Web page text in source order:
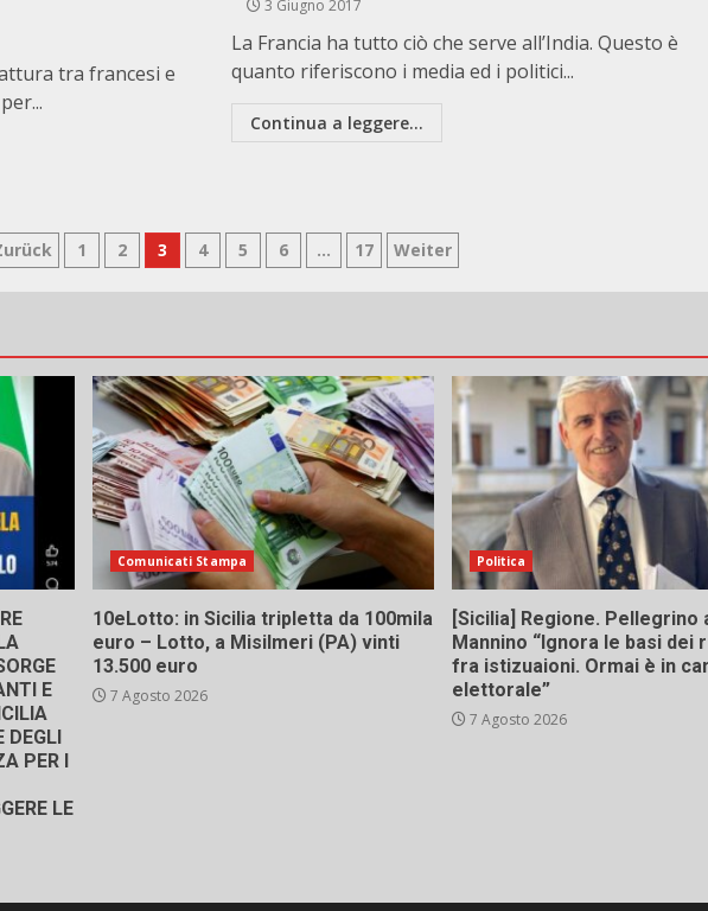
tra francesi e
3 Giugno 2017
La Francia ha tutto ciò che serve all’India. Questo è
quanto riferiscono i media ed i politici...
Continua a leggere...
1 2 3 4 5 6 … 17 Weiter
E
DEGLI
PER I
LE
Comunicati Stampa
10eLotto: in Sicilia tripletta da 100mila
euro – Lotto, a Misilmeri (PA) vinti
13.500 euro
7 Agosto 2026
Politica
[Sicilia] Regione. Pellegrino
Mannino “Ignora le basi dei
fra istizuaioni. Ormai è in
elettorale”
7 Agosto 2026